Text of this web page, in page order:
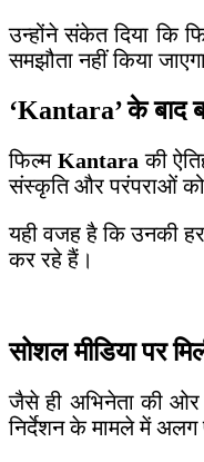
उन्होंने संकेत दिया कि
समझौता नहीं किया
‘Kantara’ के बाद
फिल्म Kantara की
संस्कृति और परंपराओं को
यही वजह है कि उनकी
कर रहे हैं।
सोशल मीडिया पर
जैसे ही अभिनेता की ओर
निर्देशन के मामले में अलग